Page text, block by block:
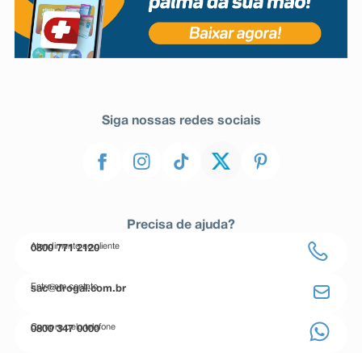
Siga nossas redes sociais
Precisa de ajuda?
Atendimento ao cliente
0800 771 2120
Entre em contato
sac@drogal.com.br
Compre pelo telefone
0800 347 0000